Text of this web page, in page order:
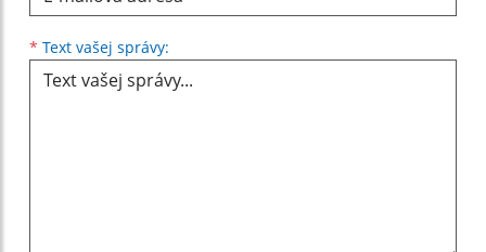
* Text vašej správy: